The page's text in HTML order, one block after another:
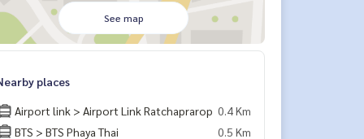
See map
places
Airport link > Airport Link Ratchaprarop 0.4 Km
BTS > BTS Phaya Thai
0.5 Km